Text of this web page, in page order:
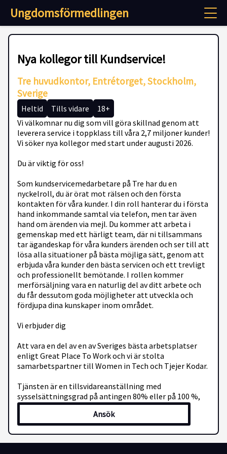
Ungdomsförmedlingen
Nya kollegor till Kundservice!
Tre huvudkontor, Entrétorget, Stockholm,
Sverige
Heltid Tills vidare
18+
Vi välkomnar nu dig som vill göra skillnad genom att
leverera service i toppklass till våra 2,7 miljoner kunder!
Vi söker nya kollegor med start under augusti 2026.
Du är viktig för oss!
Som kundservicemedarbetare på Tre har du en
nyckelroll, du är örat mot rälsen och den första
kontakten för våra kunder. I din roll hanterar du i första
hand inkommande samtal via telefon, men tar även
hand om ärenden via mejl. Du kommer att arbeta i
gemenskap med ett härligt team, där ni tillsammans
tar ägandeskap för våra kunders ärenden och ser till att
lösa alla situationer på bästa möjliga sätt, genom att
erbjuda våra kunder den bästa servicen och ett trevligt
och professionellt bemötande. I rollen kommer
merförsäljning vara en naturlig del av ditt arbete och
du får dessutom goda möjligheter att utveckla och
fördjupa dina kunskaper inom området.
Vi erbjuder dig
Att vara en del av en av Sveriges bästa arbetsplatser
enligt Great Place To Work och vi är stolta
samarbetspartner till Women in Tech och Tjejer Kodar.
Tjänsten är en tillsvidareanställning med
sysselsättningsgrad på antingen 80% eller på 100 %,
där du tillsammans med din chef kommer fram till
vilken anställningsform som passar dig bäst.
En unik utbildning och certifiering i
Ansök